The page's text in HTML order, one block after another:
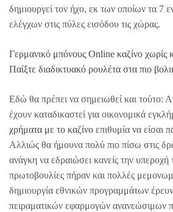
δημιουργεί τον ήχο, εκ των οποίων τα 7
ελέγχων στις πύλες εισόδου τις χώρας.
Γερμανικό μπόνους Online καζίνο χωρίς
Παίξτε διαδικτυακό ρουλέτα στα πιο
Εδώ θα πρέπει να σημειωθεί και τούτο:
έχουν καταδικαστεί για οικονομικά
χρήματα με το καζίνο επιθυμία να είσαι
Αλλιώς θα ήμουνα πολύ πιο πίσω στις
ανάγκη να εδραιώσει κανείς την υπεροχή
πρωτοβουλίες πήραν και πολλές
δημιουργία εθνικών προγραμμάτων
πειραματικών εφαρμογών ανανεώσιμων